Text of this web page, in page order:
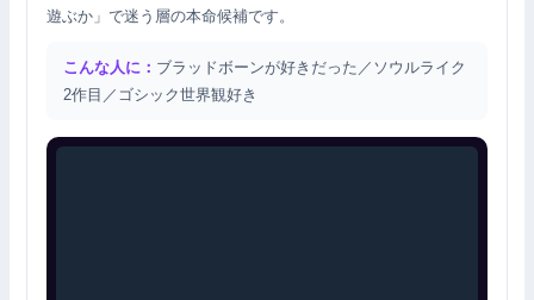
遊ぶか」で迷う層の本命候補です。
こんな人に： ブラッドボーンが好きだった／ソウルライク
2作目／ゴシック世界観好き